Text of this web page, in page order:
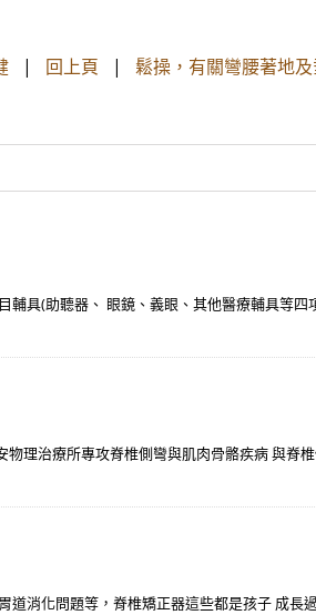
| 回上頁 | 鬆操，有關彎腰著地
具(助聽器、 眼鏡、義眼、其他醫療輔具等
理治療所專攻脊椎側彎與肌肉骨骼疾病 與脊
消化問題等，脊椎矯正器這些都是孩子 成